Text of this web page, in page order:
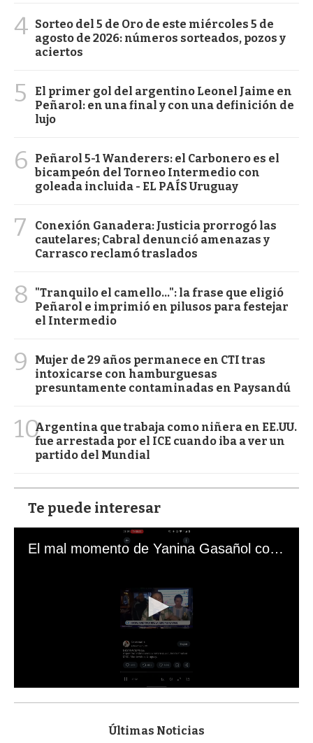
4 Sorteo del 5 de Oro de este miércoles 5 de
agosto de 2026: números sorteados, pozos y
aciertos
5
El primer gol del argentino Leonel Jaime en
Peñarol: en una final y con una definición de
lujo
6
Peñarol 5-1 Wanderers: el Carbonero es el
bicampeón del Torneo Intermedio con
goleada incluida - EL PAÍS Uruguay
7
Conexión Ganadera: Justicia prorrogó las
cautelares; Cabral denunció amenazas y
Carrasco reclamó traslados
8
"Tranquilo el camello...": la frase que eligió
Peñarol e imprimió en pilusos para festejar
el Intermedio
9
Mujer de 29 años permanece en CTI tras
intoxicarse con hamburguesas
presuntamente contaminadas en Paysandú
10Argentina que trabaja como niñera en EE.UU.
fue arrestada por el ICE cuando iba a ver un
partido del Mundial
Te puede interesar
El mal momento de Yanina Gasañol con un hincha argentino en "Subrayado"
s
Últimas Noticias